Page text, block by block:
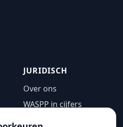
JURIDISCH
Over ons
WASPP in cijfers